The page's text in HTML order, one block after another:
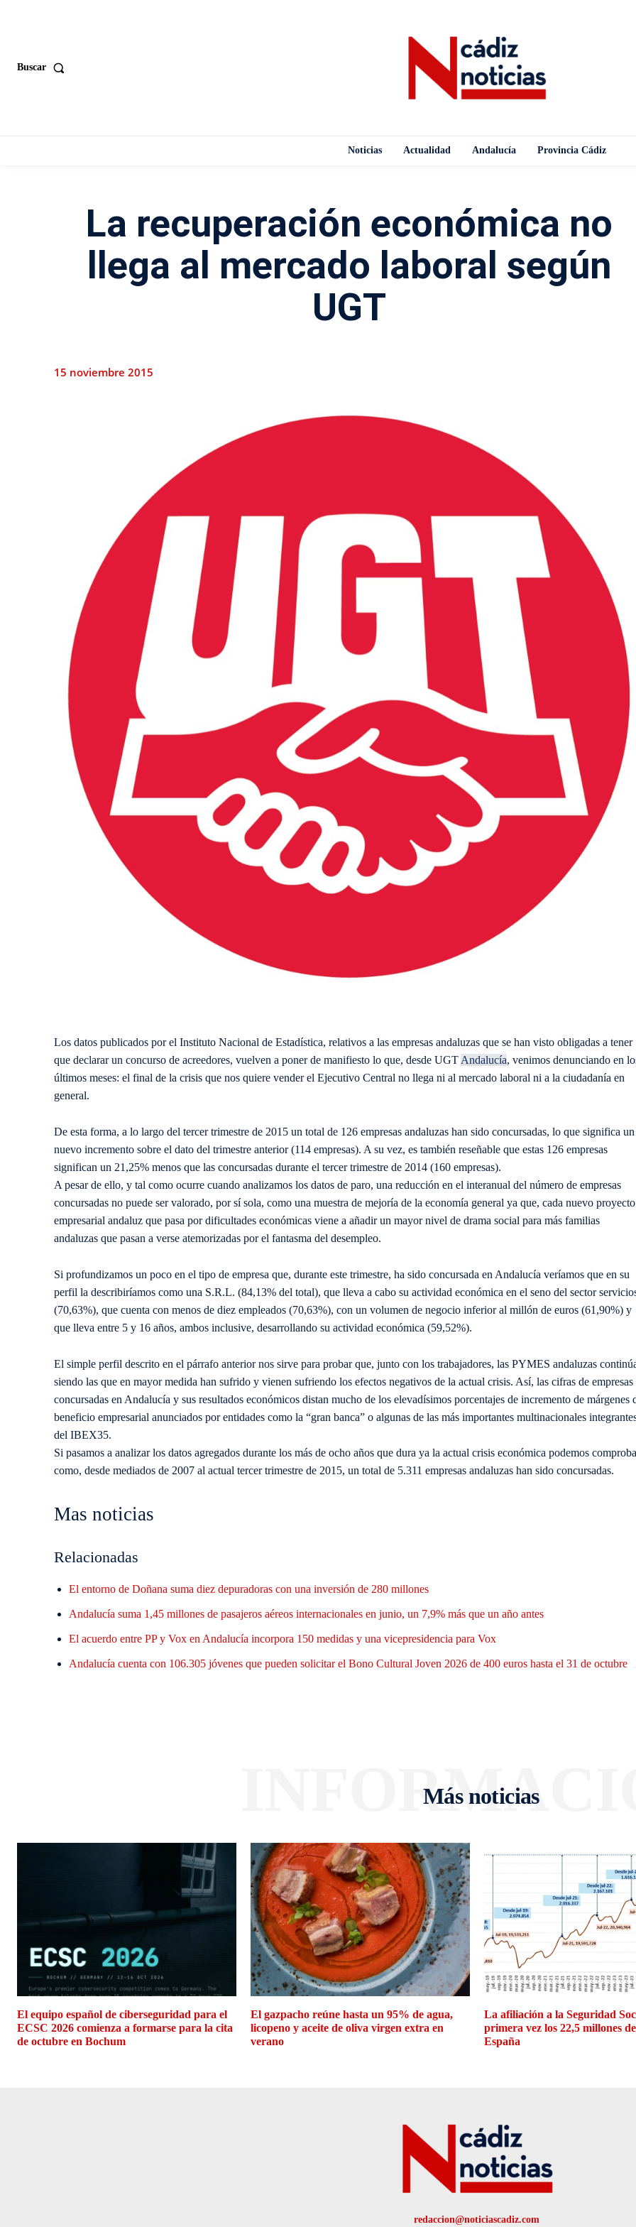
Buscar
Noticias Actualidad Andalucía Provincia Cádiz
La recuperación económica no
llega al mercado laboral según
UGT
15 noviembre 2015
Los datos publicados por el Instituto Nacional de Estadística, relativos a las empresas andaluzas que se han visto obligadas a tener
que declarar un concurso de acreedores, vuelven a poner de manifiesto lo que, desde UGT Andalucía, venimos denunciando en
últimos meses: el final de la crisis que nos quiere vender el Ejecutivo Central no llega ni al mercado laboral ni a la ciudadanía en
general.
De esta forma, a lo largo del tercer trimestre de 2015 un total de 126 empresas andaluzas han sido concursadas, lo que significa un
nuevo incremento sobre el dato del trimestre anterior (114 empresas). A su vez, es también reseñable que estas 126 empresas
significan un 21,25% menos que las concursadas durante el tercer trimestre de 2014 (160 empresas).
A pesar de ello, y tal como ocurre cuando analizamos los datos de paro, una reducción en el interanual del número de empresas
concursadas no puede ser valorado, por sí sola, como una muestra de mejoría de la economía general ya que, cada nuevo proyecto
empresarial andaluz que pasa por dificultades económicas viene a añadir un mayor nivel de drama social para más familias
andaluzas que pasan a verse atemorizadas por el fantasma del desempleo.
Si profundizamos un poco en el tipo de empresa que, durante este trimestre, ha sido concursada en Andalucía veríamos que en su
perfil la describiríamos como una S.R.L. (84,13% del total), que lleva a cabo su actividad económica en el seno del sector
(70,63%), que cuenta con menos de diez empleados (70,63%), con un volumen de negocio inferior al millón de euros (61,90%) y
que lleva entre 5 y 16 años, ambos inclusive, desarrollando su actividad económica (59,52%).
El simple perfil descrito en el párrafo anterior nos sirve para probar que, junto con los trabajadores, las PYMES andaluzas
siendo las que en mayor medida han sufrido y vienen sufriendo los efectos negativos de la actual crisis. Así, las cifras de empresas
concursadas en Andalucía y sus resultados económicos distan mucho de los elevadísimos porcentajes de incremento de márgenes
beneficio empresarial anunciados por entidades como la “gran banca” o algunas de las más importantes multinacionales
del IBEX35.
Si pasamos a analizar los datos agregados durante los más de ocho años que dura ya la actual crisis económica podemos
como, desde mediados de 2007 al actual tercer trimestre de 2015, un total de 5.311 empresas andaluzas han sido concursadas.
Mas noticias
Relacionadas
El entorno de Doñana suma diez depuradoras con una inversión de 280 millones
Andalucía suma 1,45 millones de pasajeros aéreos internacionales en junio, un 7,9% más que un año antes
El acuerdo entre PP y Vox en Andalucía incorpora 150 medidas y una vicepresidencia para Vox
Andalucía cuenta con 106.305 jóvenes que pueden solicitar el Bono Cultural Joven 2026 de 400 euros hasta el 31 de octubre
Más noticias
El equipo español de ciberseguridad para el
ECSC 2026 comienza a formarse para la cita
de octubre en Bochum
El gazpacho reúne hasta un 95% de agua,
licopeno y aceite de oliva virgen extra en
verano
La afiliación a la Seguridad
primera vez los 22,5 millones
España
redaccion@noticiascadiz.com